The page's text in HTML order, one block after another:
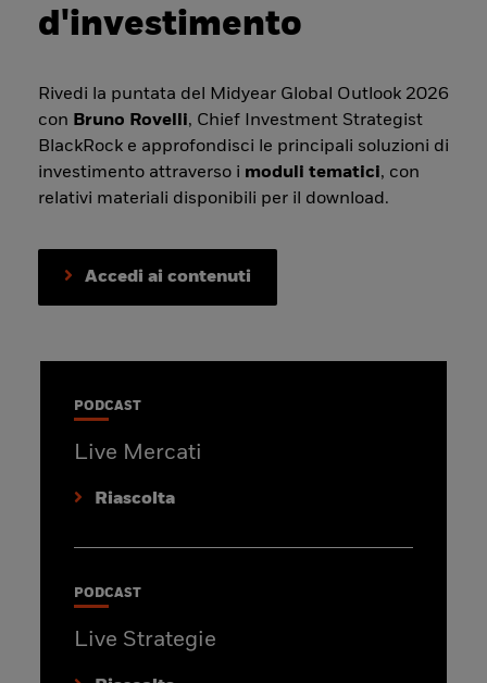
d'investimento
Rivedi la puntata del Midyear Global Outlook 2026
con Bruno Rovelli, Chief Investment Strategist
BlackRock e approfondisci le principali soluzioni di
investimento attraverso i moduli tematici, con
relativi materiali disponibili per il download.
Accedi ai contenuti
PODCAST
Live Mercati
Riascolta
PODCAST
Live Strategie